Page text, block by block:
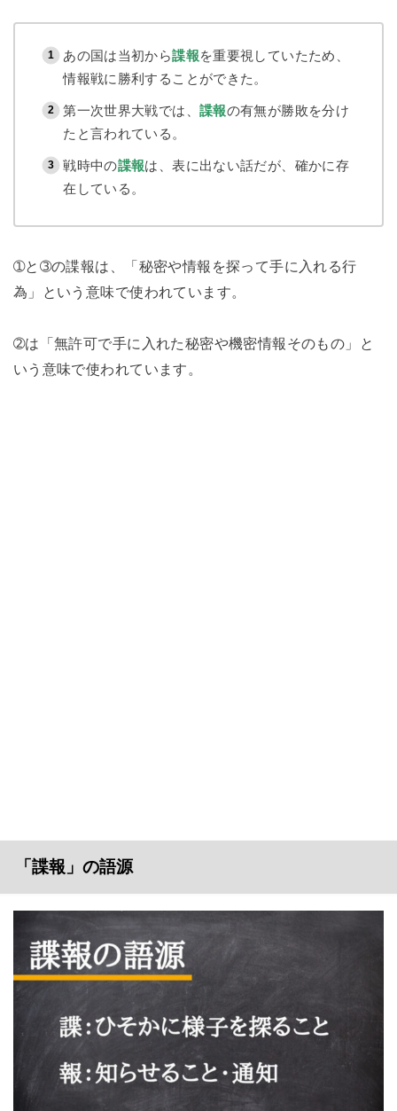
あの国は当初から諜報を重要視していたため、
情報戦に勝利することができた。
第一次世界大戦では、 諜報の有無が勝敗を分け
たと言われている。
戦時中の諜報は、表に出ない話だが、確かに存
在している。
➀と➂の諜報は、「秘密や情報を探って手に入れる行
為」という意味で使われています。
➁は「無許可で手に入れた秘密や機密情報そのもの」と
いう意味で使われています。
「諜報」の語源